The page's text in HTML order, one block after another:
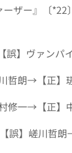
ーザー』〔
【誤】ヴァン
川哲朗→【正】
村修一→【正】
【誤】嵯川哲